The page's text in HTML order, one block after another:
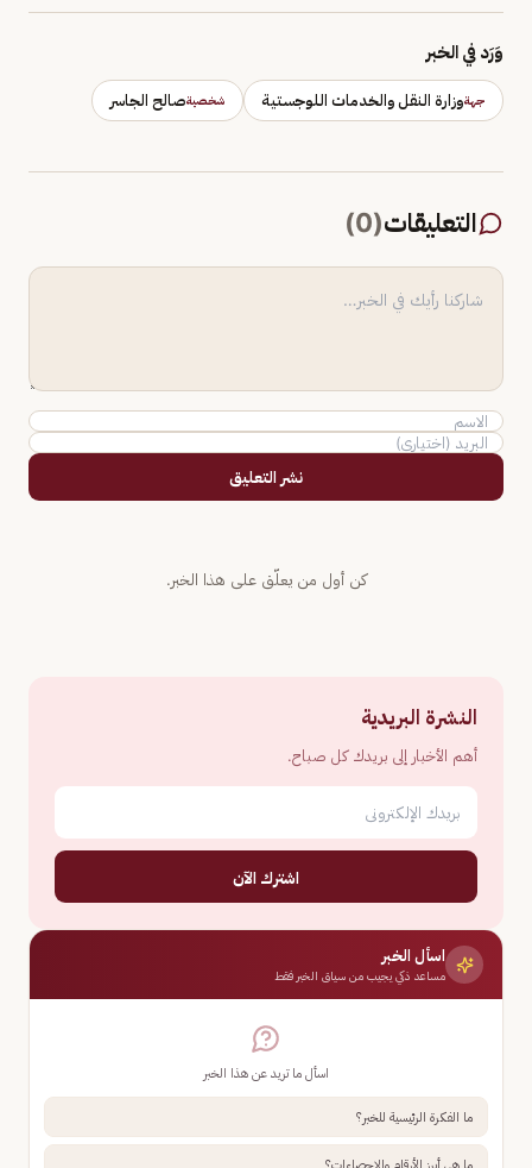
وَرَد في الخبر
جهةوزارة النقل والخدمات اللوجستية شخصيةصالح الجاسر
التعليقات(
0
)
نشر التعليق
كن أول من يعلّق على هذا الخبر.
النشرة البريدية
أهم الأخبار إلى بريدك كل صباح.
اشترك الآن
اسأل الخبر
مساعد ذكي يجيب من سياق الخبر فقط
اسأل ما تريد عن هذا الخبر
ما الفكرة الرئيسية للخبر؟
ما هي أبرز الأرقام والإحصاءات؟